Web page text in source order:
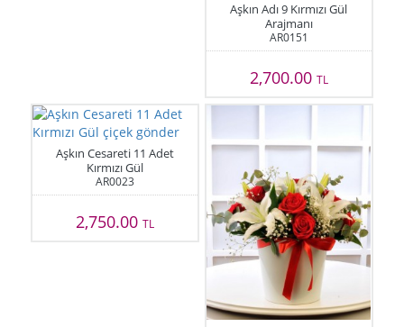
Aşkın Adı 9 Kırmızı Gül
Arajmanı
AR0151
2,700.00 TL
Aşkın Cesareti 11 Adet
Kırmızı Gül
AR0023
2,750.00TL